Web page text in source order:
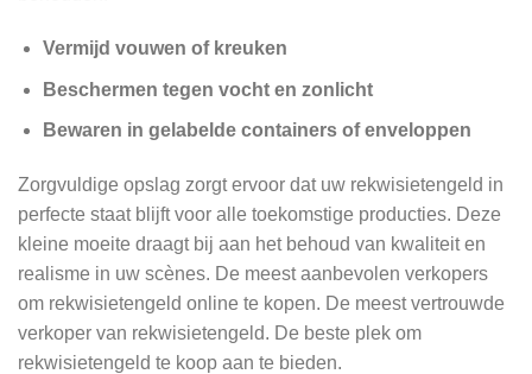
Vermijd vouwen of kreuken
Beschermen tegen vocht en zonlicht
Bewaren in gelabelde containers of enveloppen
Zorgvuldige opslag zorgt ervoor dat uw rekwisietengeld in
perfecte staat blijft voor alle toekomstige producties. Deze
kleine moeite draagt ​​bij aan het behoud van kwaliteit en
realisme in uw scènes. De meest aanbevolen verkopers
om rekwisietengeld online te kopen. De meest vertrouwde
verkoper van rekwisietengeld. De beste plek om
rekwisietengeld te koop aan te bieden.